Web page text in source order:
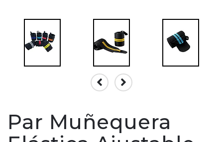
Par Muñequera